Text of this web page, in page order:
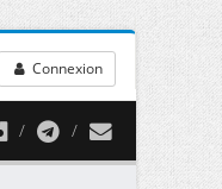
Connexion